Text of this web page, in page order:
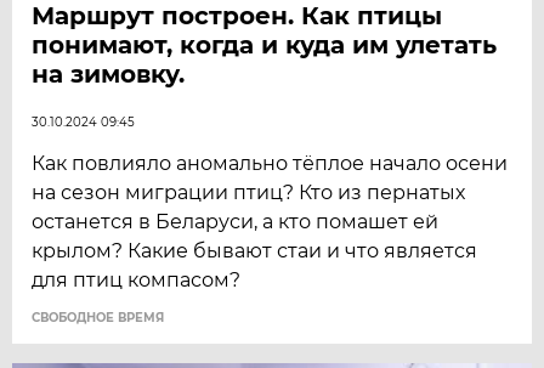
Маршрут построен. Как птицы
понимают, когда и куда им улетать
на зимовку.
30.10.2024 09:45
Как повлияло аномально тёплое начало осени
на сезон миграции птиц? Кто из пернатых
останется в Беларуси, а кто помашет ей
крылом? Какие бывают стаи и что является
для птиц компасом?
CВОБОДНОЕ ВРЕМЯ